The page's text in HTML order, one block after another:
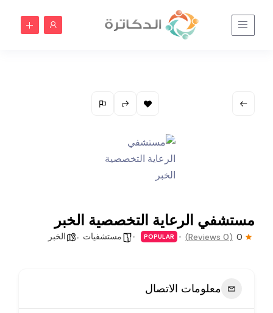
مستشفي الرعاية التخصصية الخبر
0
(0 Reviews)
POPULAR مستشفيات الخبر
معلومات الاتصال